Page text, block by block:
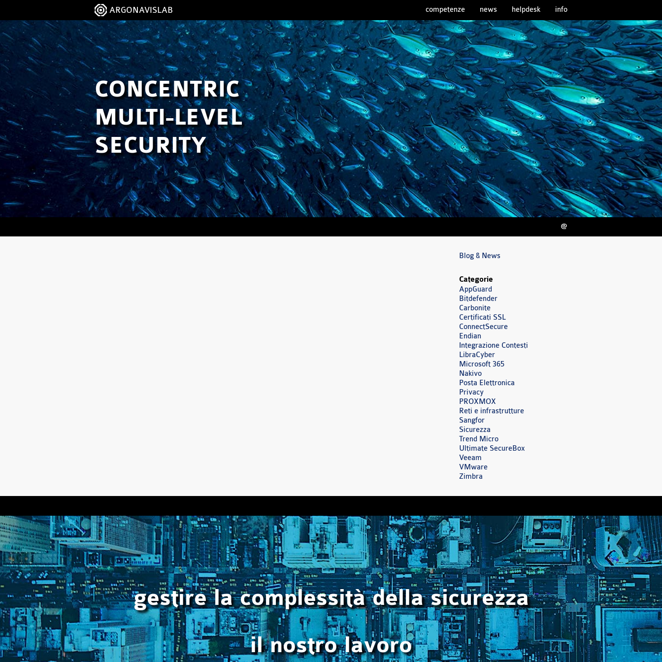
ARGONAVISLAB competenze news helpdesk info
CONCENTRIC
MULTI-LEVEL
SECURITY
@
Blog & News
Categorie
AppGuard
Bitdefender
Carbonite
Certificati SSL
ConnectSecure
Endian
Integrazione Contesti
LibraCyber
Microsoft 365
Nakivo
Posta Elettronica
Privacy
PROXMOX
Reti e infrastrutture
Sangfor
Sicurezza
Trend Micro
Ultimate SecureBox
Veeam
VMware
Zimbra
gestire la complessità della sicurezza
il nostro lavoro